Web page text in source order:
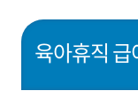
육아휴직 급